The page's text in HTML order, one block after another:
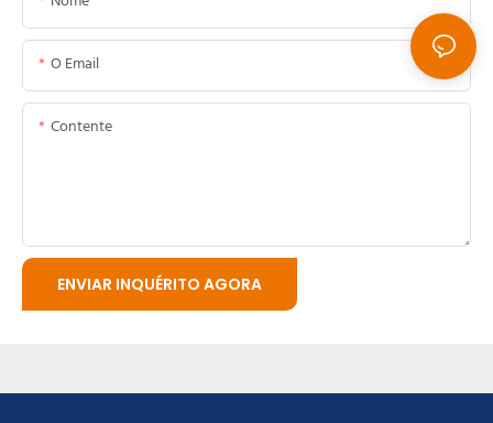
O Email
Contente
ENVIAR INQUÉRITO AGORA